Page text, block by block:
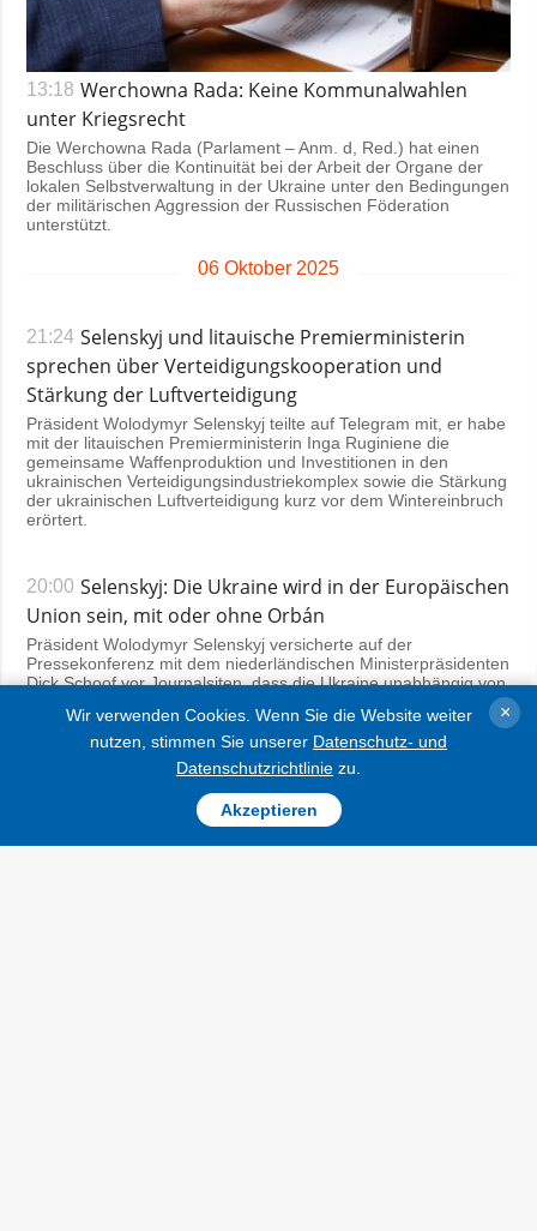
13:18 Werchowna Rada: Keine Kommunalwahlen
unter Kriegsrecht
Die Werchowna Rada (Parlament – Anm. d, Red.) hat einen
Beschluss über die Kontinuität bei der Arbeit der Organe der
lokalen Selbstverwaltung in der Ukraine unter den Bedingungen
der militärischen Aggression der Russischen Föderation
unterstützt.
06 Oktober 2025
21:24 Selenskyj und litauische Premierministerin
sprechen über Verteidigungskooperation und
Stärkung der Luftverteidigung
Präsident Wolodymyr Selenskyj teilte auf Telegram mit, er habe
mit der litauischen Premierministerin Inga Ruginiene die
gemeinsame Waffenproduktion und Investitionen in den
ukrainischen Verteidigungsindustriekomplex sowie die Stärkung
der ukrainischen Luftverteidigung kurz vor dem Wintereinbruch
erörtert.
20:00 Selenskyj: Die Ukraine wird in der Europäischen
Union sein, mit oder ohne Orbán
Präsident Wolodymyr Selenskyj versicherte auf der
Pressekonferenz mit dem niederländischen Ministerpräsidenten
Dick Schoof vor Journalsiten, dass die Ukraine unabhängig von
der Position des ungarischen Ministerpräsidenten Viktor Orbán
Mitglied der Europäischen Union sein werde.
Krieg
VERÖFFENTLICHUNGEN
INTERVIEW
Wir verwenden Cookies. Wenn Sie die Website weiter
nutzen, stimmen Sie unserer Datenschutz- und
Datenschutzrichtlinie zu.
Akzeptieren
×